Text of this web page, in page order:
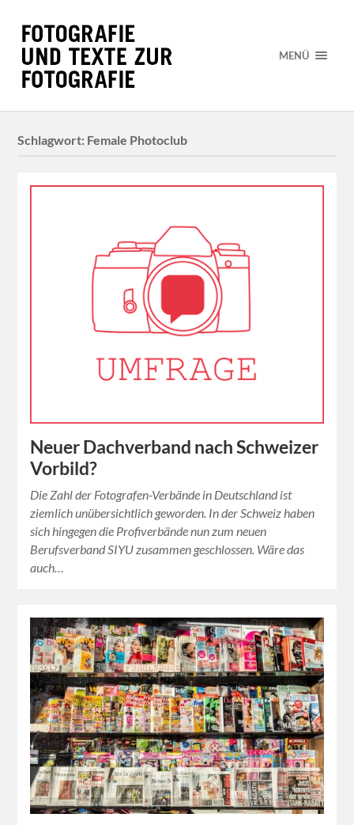
MENÜ
Schlagwort: Female Photoclub
Neuer Dachverband nach Schweizer
Vorbild?
Die Zahl der Fotografen-Verbände in Deutschland ist
ziemlich unübersichtlich geworden. In der Schweiz haben
sich hingegen die Profiverbände nun zum neuen
Berufsverband SIYU zusammen geschlossen. Wäre das
auch…